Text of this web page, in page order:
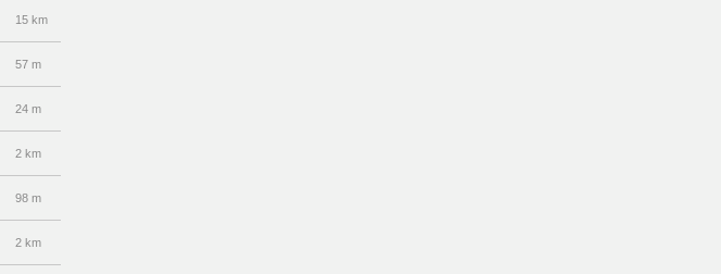
15 km
57 m
24 m
2 km
98 m
2 km